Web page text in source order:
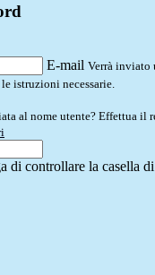
E-mail Verrà inviato
istruzioni necessarie.
al nome utente? Effettua il
di controllare la casella